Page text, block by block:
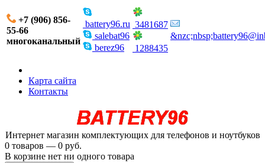
+7 (906) 856-
55-66
многоканальный
battery96.ru
salebat96
berez96
3481687
1288435
Карта сайта
Контакты
Интернет магазин комплектующих для телефонов и ноутбуков
0 товаров — 0 руб.
В корзине нет ни одного товара